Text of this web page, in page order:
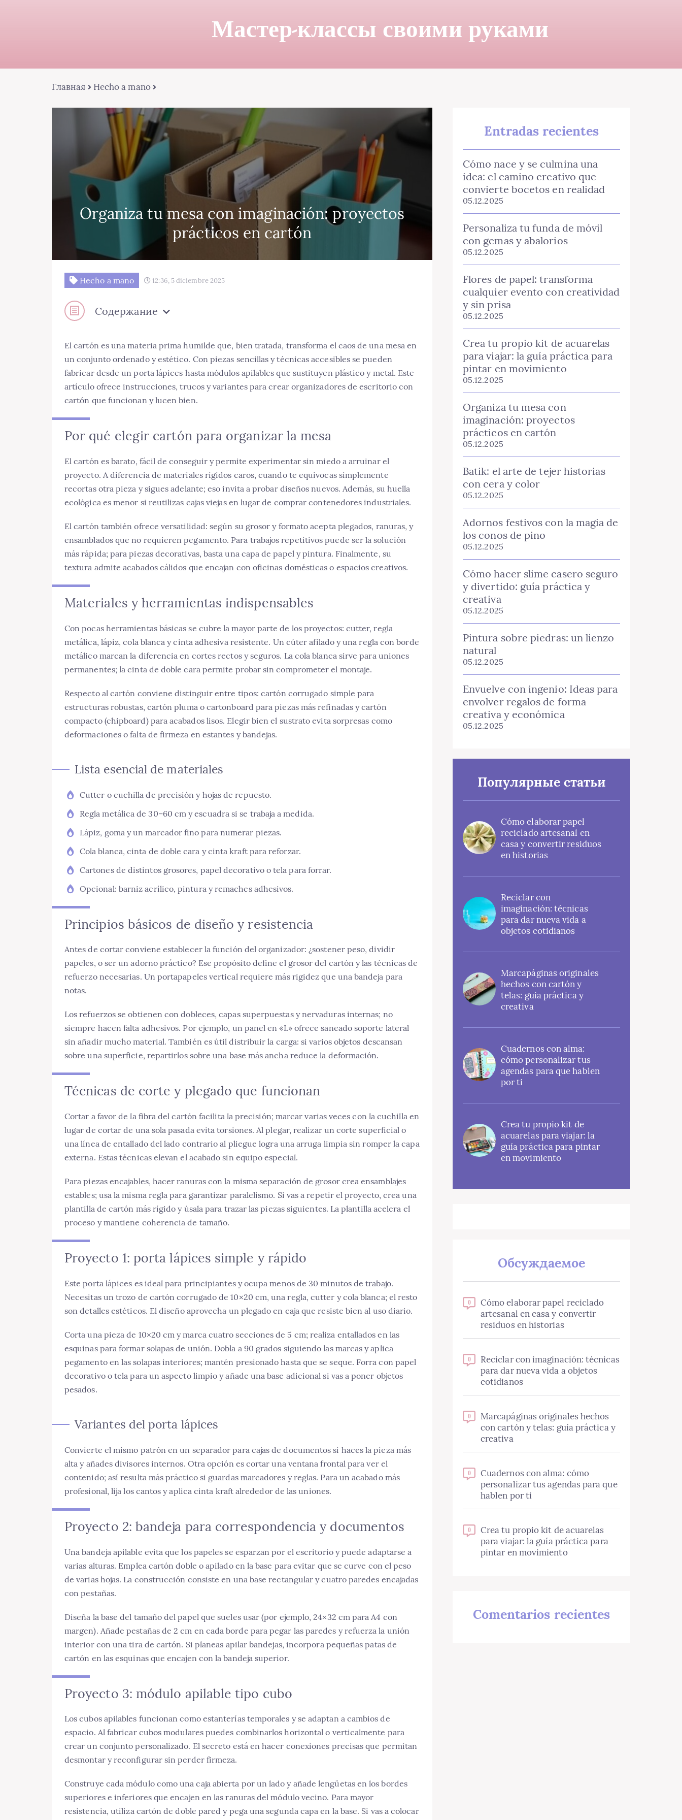
Мастер-классы своими руками
Главная Hecho a mano
Organiza tu mesa con imaginación: proyectos
prácticos en cartón
Hecho a mano 12:36, 5 diciembre 2025
Содержание
El cartón es una materia prima humilde que, bien tratada, transforma el caos de una mesa en
un conjunto ordenado y estético. Con piezas sencillas y técnicas accesibles se pueden
fabricar desde un porta lápices hasta módulos apilables que sustituyen plástico y metal. Este
artículo ofrece instrucciones, trucos y variantes para crear organizadores de escritorio con
cartón que funcionan y lucen bien.
Por qué elegir cartón para organizar la mesa
El cartón es barato, fácil de conseguir y permite experimentar sin miedo a arruinar el
proyecto. A diferencia de materiales rígidos caros, cuando te equivocas simplemente
recortas otra pieza y sigues adelante; eso invita a probar diseños nuevos. Además, su huella
ecológica es menor si reutilizas cajas viejas en lugar de comprar contenedores industriales.
El cartón también ofrece versatilidad: según su grosor y formato acepta plegados, ranuras, y
ensamblados que no requieren pegamento. Para trabajos repetitivos puede ser la solución
más rápida; para piezas decorativas, basta una capa de papel y pintura. Finalmente, su
textura admite acabados cálidos que encajan con oficinas domésticas o espacios creativos.
Materiales y herramientas indispensables
Con pocas herramientas básicas se cubre la mayor parte de los proyectos: cutter, regla
metálica, lápiz, cola blanca y cinta adhesiva resistente. Un cúter afilado y una regla con borde
metálico marcan la diferencia en cortes rectos y seguros. La cola blanca sirve para uniones
permanentes; la cinta de doble cara permite probar sin comprometer el montaje.
Respecto al cartón conviene distinguir entre tipos: cartón corrugado simple para
estructuras robustas, cartón pluma o cartonboard para piezas más refinadas y cartón
compacto (chipboard) para acabados lisos. Elegir bien el sustrato evita sorpresas como
deformaciones o falta de firmeza en estantes y bandejas.
Lista esencial de materiales
Cutter o cuchilla de precisión y hojas de repuesto.
Regla metálica de 30–60 cm y escuadra si se trabaja a medida.
Lápiz, goma y un marcador fino para numerar piezas.
Cola blanca, cinta de doble cara y cinta kraft para reforzar.
Cartones de distintos grosores, papel decorativo o tela para forrar.
Opcional: barniz acrílico, pintura y remaches adhesivos.
Principios básicos de diseño y resistencia
Antes de cortar conviene establecer la función del organizador: ¿sostener peso, dividir
papeles, o ser un adorno práctico? Ese propósito define el grosor del cartón y las técnicas de
refuerzo necesarias. Un portapapeles vertical requiere más rigidez que una bandeja para
notas.
Los refuerzos se obtienen con dobleces, capas superpuestas y nervaduras internas; no
siempre hacen falta adhesivos. Por ejemplo, un panel en «L» ofrece saneado soporte lateral
sin añadir mucho material. También es útil distribuir la carga: si varios objetos descansan
sobre una superficie, repartirlos sobre una base más ancha reduce la deformación.
Técnicas de corte y plegado que funcionan
Cortar a favor de la fibra del cartón facilita la precisión; marcar varias veces con la cuchilla en
lugar de cortar de una sola pasada evita torsiones. Al plegar, realizar un corte superficial o
una línea de entallado del lado contrario al pliegue logra una arruga limpia sin romper la capa
externa. Estas técnicas elevan el acabado sin equipo especial.
Para piezas encajables, hacer ranuras con la misma separación de grosor crea ensamblajes
estables; usa la misma regla para garantizar paralelismo. Si vas a repetir el proyecto, crea una
plantilla de cartón más rígido y úsala para trazar las piezas siguientes. La plantilla acelera el
proceso y mantiene coherencia de tamaño.
Proyecto 1: porta lápices simple y rápido
Este porta lápices es ideal para principiantes y ocupa menos de 30 minutos de trabajo.
Necesitas un trozo de cartón corrugado de 10×20 cm, una regla, cutter y cola blanca; el resto
son detalles estéticos. El diseño aprovecha un plegado en caja que resiste bien al uso diario.
Corta una pieza de 10×20 cm y marca cuatro secciones de 5 cm; realiza entallados en las
esquinas para formar solapas de unión. Dobla a 90 grados siguiendo las marcas y aplica
pegamento en las solapas interiores; mantén presionado hasta que se seque. Forra con papel
decorativo o tela para un aspecto limpio y añade una base adicional si vas a poner objetos
pesados.
Variantes del porta lápices
Convierte el mismo patrón en un separador para cajas de documentos si haces la pieza más
alta y añades divisores internos. Otra opción es cortar una ventana frontal para ver el
contenido; así resulta más práctico si guardas marcadores y reglas. Para un acabado más
profesional, lija los cantos y aplica cinta kraft alrededor de las uniones.
Proyecto 2: bandeja para correspondencia y documentos
Una bandeja apilable evita que los papeles se esparzan por el escritorio y puede adaptarse a
varias alturas. Emplea cartón doble o apilado en la base para evitar que se curve con el peso
de varias hojas. La construcción consiste en una base rectangular y cuatro paredes encajadas
con pestañas.
Diseña la base del tamaño del papel que sueles usar (por ejemplo, 24×32 cm para A4 con
margen). Añade pestañas de 2 cm en cada borde para pegar las paredes y refuerza la unión
interior con una tira de cartón. Si planeas apilar bandejas, incorpora pequeñas patas de
cartón en las esquinas que encajen con la bandeja superior.
Proyecto 3: módulo apilable tipo cubo
Los cubos apilables funcionan como estanterías temporales y se adaptan a cambios de
espacio. Al fabricar cubos modulares puedes combinarlos horizontal o verticalmente para
crear un conjunto personalizado. El secreto está en hacer conexiones precisas que permitan
desmontar y reconfigurar sin perder firmeza.
Construye cada módulo como una caja abierta por un lado y añade lengüetas en los bordes
superiores e inferiores que encajen en las ranuras del módulo vecino. Para mayor
resistencia, utiliza cartón de doble pared y pega una segunda capa en la base. Si vas a colocar
Entradas recientes
Cómo nace y se culmina una
idea: el camino creativo que
convierte bocetos en realidad
05.12.2025
Personaliza tu funda de móvil
con gemas y abalorios
05.12.2025
Flores de papel: transforma
cualquier evento con creatividad
y sin prisa
05.12.2025
Crea tu propio kit de acuarelas
para viajar: la guía práctica para
pintar en movimiento
05.12.2025
Organiza tu mesa con
imaginación: proyectos
prácticos en cartón
05.12.2025
Batik: el arte de tejer historias
con cera y color
05.12.2025
Adornos festivos con la magia de
los conos de pino
05.12.2025
Cómo hacer slime casero seguro
y divertido: guía práctica y
creativa
05.12.2025
Pintura sobre piedras: un lienzo
natural
05.12.2025
Envuelve con ingenio: Ideas para
envolver regalos de forma
creativa y económica
05.12.2025
Популярные статьи
Cómo elaborar papel
reciclado artesanal en
casa y convertir residuos
en historias
Reciclar con
imaginación: técnicas
para dar nueva vida a
objetos cotidianos
Marcapáginas originales
hechos con cartón y
telas: guía práctica y
creativa
Cuadernos con alma:
cómo personalizar tus
agendas para que hablen
por ti
Crea tu propio kit de
acuarelas para viajar: la
guía práctica para pintar
en movimiento
Обсуждаемое
0
Cómo elaborar papel reciclado
artesanal en casa y convertir
residuos en historias
0
Reciclar con imaginación: técnicas
para dar nueva vida a objetos
cotidianos
0
Marcapáginas originales hechos
con cartón y telas: guía práctica y
creativa
0
Cuadernos con alma: cómo
personalizar tus agendas para que
hablen por ti
0
Crea tu propio kit de acuarelas
para viajar: la guía práctica para
pintar en movimiento
Comentarios recientes